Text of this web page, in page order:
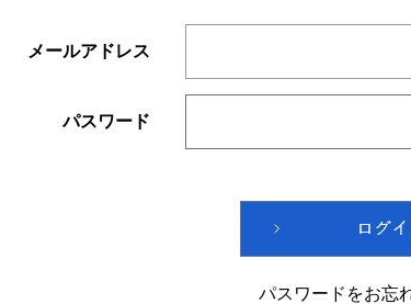
メールアドレス
パスワード
パスワードをお忘